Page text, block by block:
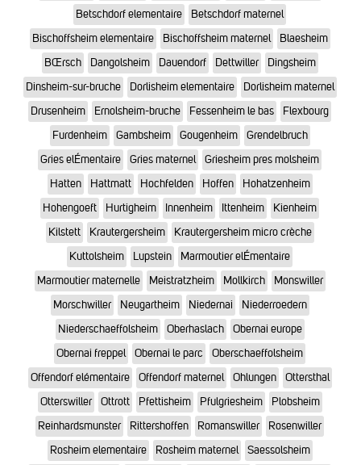
Betschdorf elementaire
Betschdorf maternel
Bischoffsheim elementaire
Bischoffsheim maternel
Blaesheim
BŒrsch
Dangolsheim Dauendorf Dettwiller
Dingsheim
Dinsheim-sur-bruche
Dorlisheim elementaire
Dorlisheim maternel
Drusenheim
Ernolsheim-bruche Fessenheim le bas
Flexbourg
Furdenheim
Gambsheim Gougenheim
Grendelbruch
Gries elÉmentaire
Gries maternel
Griesheim pres molsheim
Hatten
Hattmatt Hochfelden Hoffen
Hohatzenheim
Hohengoeft
Hurtigheim Innenheim Ittenheim
Kienheim
Kilstett
Krautergersheim
Krautergersheim micro crèche
Kuttolsheim
Lupstein
Marmoutier elÉmentaire
Marmoutier maternelle
Meistratzheim Mollkirch
Monswiller
Morschwiller
Neugartheim Niedernai
Niederroedern
Niederschaeffolsheim
Oberhaslach
Obernai europe
Obernai freppel
Obernai le parc
Oberschaeffolsheim
Offendorf elémentaire
Offendorf maternel Ohlungen
Ottersthal
Otterswiller
Ottrott Pfettisheim Pfulgriesheim
Plobsheim
Reinhardsmunster
Rittershoffen Romanswiller
Rosenwiller
Rosheim elementaire
Rosheim maternel Saessolsheim